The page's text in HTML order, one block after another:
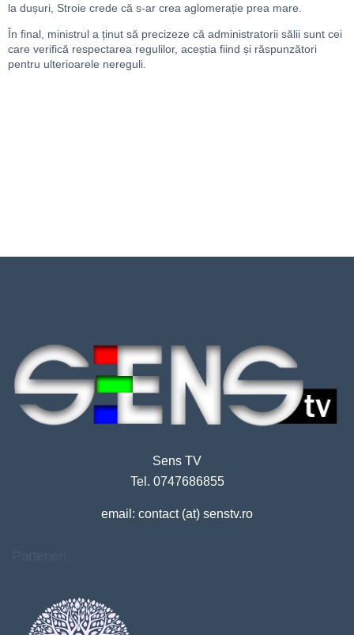
la dușuri, Stroie crede că s-ar crea aglomerație prea mare.
În final, ministrul a ținut să precizeze că administratorii sălii sunt cei
care verifică respectarea regulilor, aceștia fiind și răspunzători
pentru ulterioarele nereguli.
Sens TV
Tel. 0747686855
email: contact (at) senstv.ro